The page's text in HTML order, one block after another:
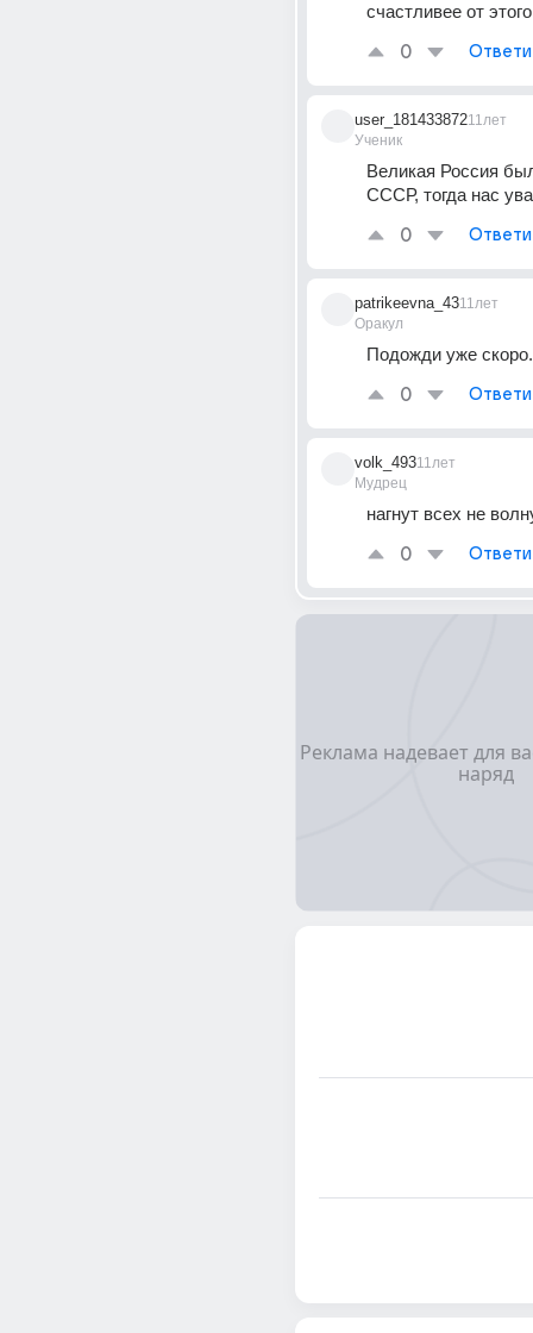
счастливее от
0
user_181433872
Ученик
11лет
Великая Россия
СССР, тогда нас
0
patrikeevna_43
Оракул
11лет
Подожди уже скоро.
0
volk_493
Мудрец
11лет
нагнут всех не
0